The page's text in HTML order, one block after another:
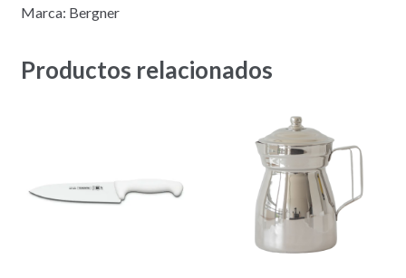
Marca: Bergner
Productos relacionados